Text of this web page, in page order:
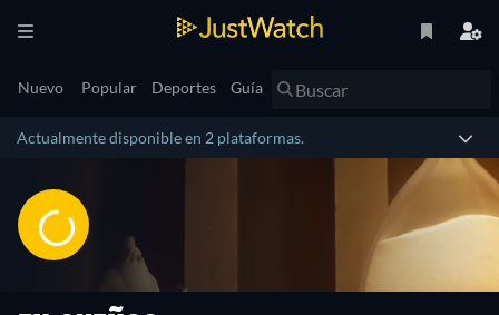
Nuevo Popular Deportes Guía
Actualmente disponible en 2 plataformas.